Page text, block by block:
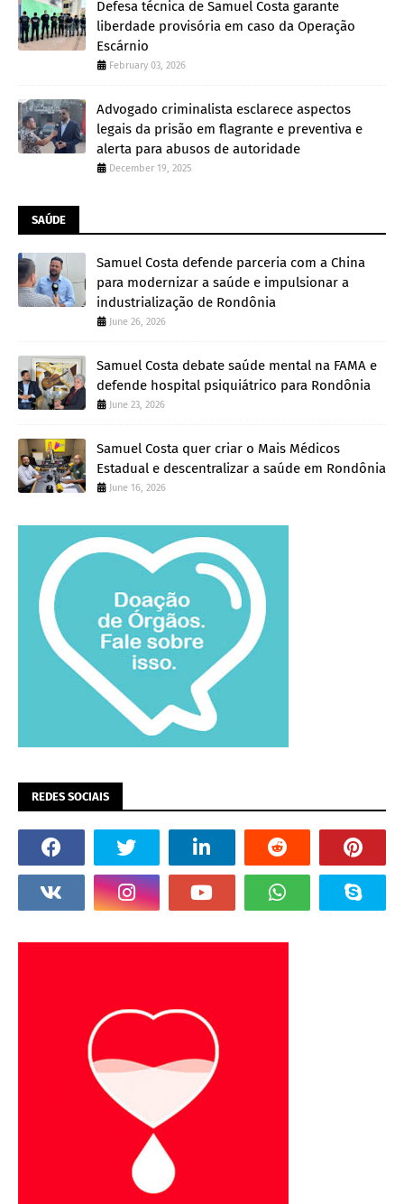
Defesa técnica de Samuel Costa garante
liberdade provisória em caso da Operação
Escárnio
February 03, 2026
Advogado criminalista esclarece aspectos
legais da prisão em flagrante e preventiva e
alerta para abusos de autoridade
December 19, 2025
SAÚDE
Samuel Costa defende parceria com a China
para modernizar a saúde e impulsionar a
industrialização de Rondônia
June 26, 2026
Samuel Costa debate saúde mental na FAMA e
defende hospital psiquiátrico para Rondônia
June 23, 2026
Samuel Costa quer criar o Mais Médicos
Estadual e descentralizar a saúde em Rondônia
June 16, 2026
REDES SOCIAIS